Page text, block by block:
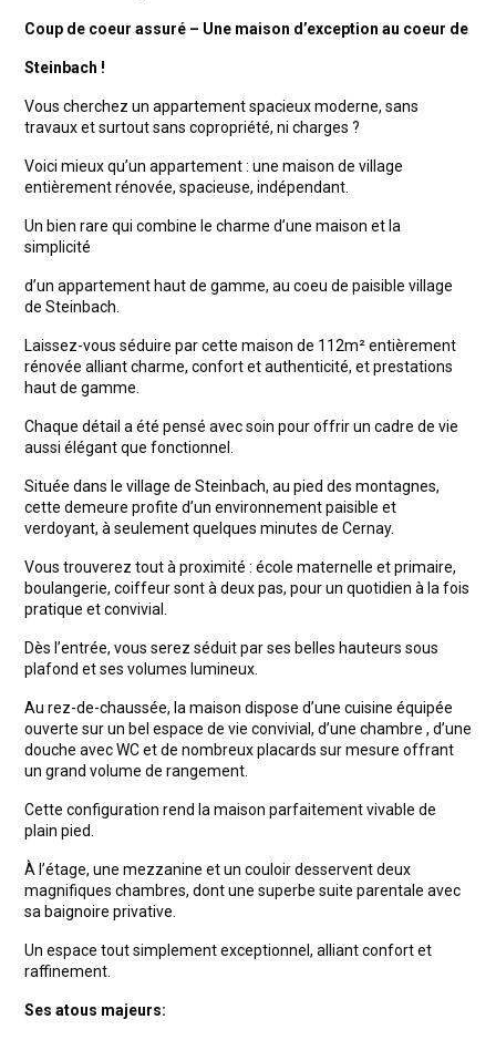
Coup de coeur assuré – Une maison d’exception au coeur de
Steinbach !
Vous cherchez un appartement spacieux moderne, sans
travaux et surtout sans copropriété, ni charges ?
Voici mieux qu’un appartement : une maison de village
entièrement rénovée, spacieuse, indépendant.
Un bien rare qui combine le charme d’une maison et la
simplicité
d’un appartement haut de gamme, au coeu de paisible village
de Steinbach.
Laissez-vous séduire par cette maison de 112m² entièrement
rénovée alliant charme, confort et authenticité, et prestations
haut de gamme.
Chaque détail a été pensé avec soin pour offrir un cadre de vie
aussi élégant que fonctionnel.
Située dans le village de Steinbach, au pied des montagnes,
cette demeure profite d’un environnement paisible et
verdoyant, à seulement quelques minutes de Cernay.
Vous trouverez tout à proximité : école maternelle et primaire,
boulangerie, coiffeur sont à deux pas, pour un quotidien à la fois
pratique et convivial.
Dès l’entrée, vous serez séduit par ses belles hauteurs sous
plafond et ses volumes lumineux.
Au rez-de-chaussée, la maison dispose d’une cuisine équipée
ouverte sur un bel espace de vie convivial, d’une chambre , d’une
douche avec WC et de nombreux placards sur mesure offrant
un grand volume de rangement.
Cette configuration rend la maison parfaitement vivable de
plain pied.
À l’étage, une mezzanine et un couloir desservent deux
magnifiques chambres, dont une superbe suite parentale avec
sa baignoire privative.
Un espace tout simplement exceptionnel, alliant confort et
raffinement.
Ses atous majeurs: